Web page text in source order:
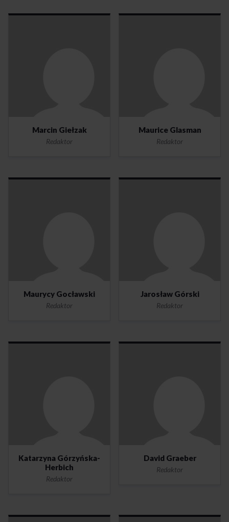
Marcin Giełzak
Redaktor
Maurice Glasman
Redaktor
Maurycy Gocławski
Redaktor
Jarosław Górski
Redaktor
Katarzyna Górzyńska-
Herbich
Redaktor
David Graeber
Redaktor